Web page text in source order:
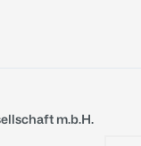
m.b.H.